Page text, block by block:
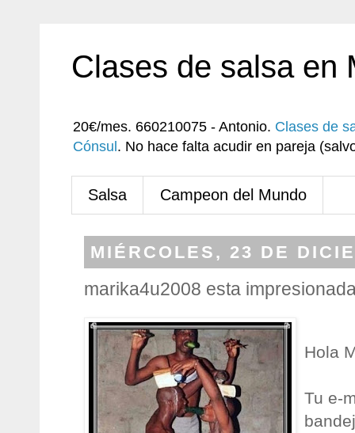
Clases de salsa en
20€/mes. 660210075 - Antonio. Clases de
Cónsul . No hace falta acudir en pareja
Salsa Campeon del Mundo
MIÉRCOLES, 23 DE
marika4u2008 esta
Hola
Tu e-